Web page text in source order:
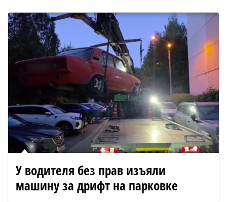
У водителя без прав изъяли
машину за дрифт на парковке